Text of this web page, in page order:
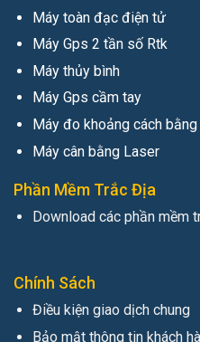
Máy toàn đạc điện tử
Máy Gps 2 tần số Rtk
Máy thủy bình
Máy Gps cầm tay
Máy đo khoảng cách
Máy cân bằng Laser
Phần Mềm Trắc Địa
Download các phần mềm
Chính Sách
Điều kiện giao dịch chung
Bảo mật thông tin khách